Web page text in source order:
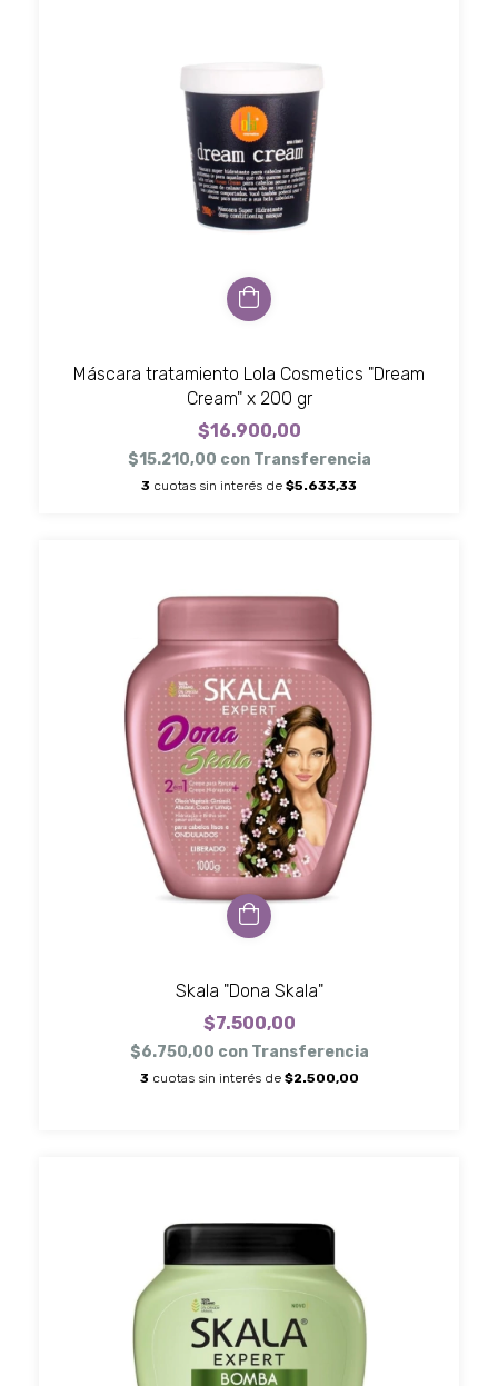
Máscara tratamiento Lola Cosmetics "Dream
Cream" x 200 gr
$16.900,00
$15.210,00 con Transferencia
3 cuotas sin interés de $5.633,33
Skala "Dona Skala"
$7.500,00
$6.750,00 con Transferencia
3 cuotas sin interés de $2.500,00